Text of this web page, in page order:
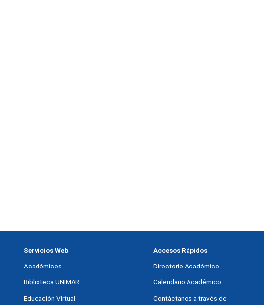
Servicios Web
Académicos
Biblioteca UNIMAR
Educación Virtual
Accesos Rápidos
Directorio Académico
Calendario Académico
Contáctanos a través de